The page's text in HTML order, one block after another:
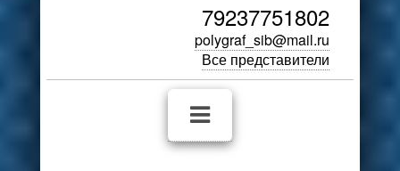
79237751802
polygraf_sib@mail.ru
Все представители